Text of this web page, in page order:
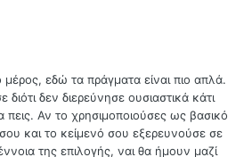
μέρος, εδώ τα πράγματα είναι πιο απλά.
δεν διερεύνησε ουσιαστικά κάτι
Αν το χρησιμοποιούσες ως βασικό
και το κείμενό σου εξερευνούσε σε
της επιλογής, ναι θα ήμουν μαζί